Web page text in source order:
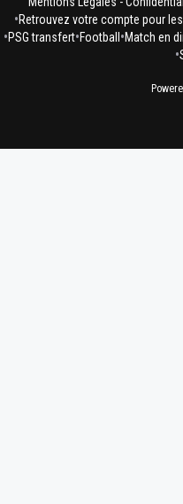
•Retrouvez votre compte pour
•PSG transfert•Football •Match en
•